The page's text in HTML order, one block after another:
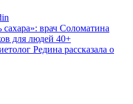
врач Соломатина
для людей 40+
Редина рассказала о